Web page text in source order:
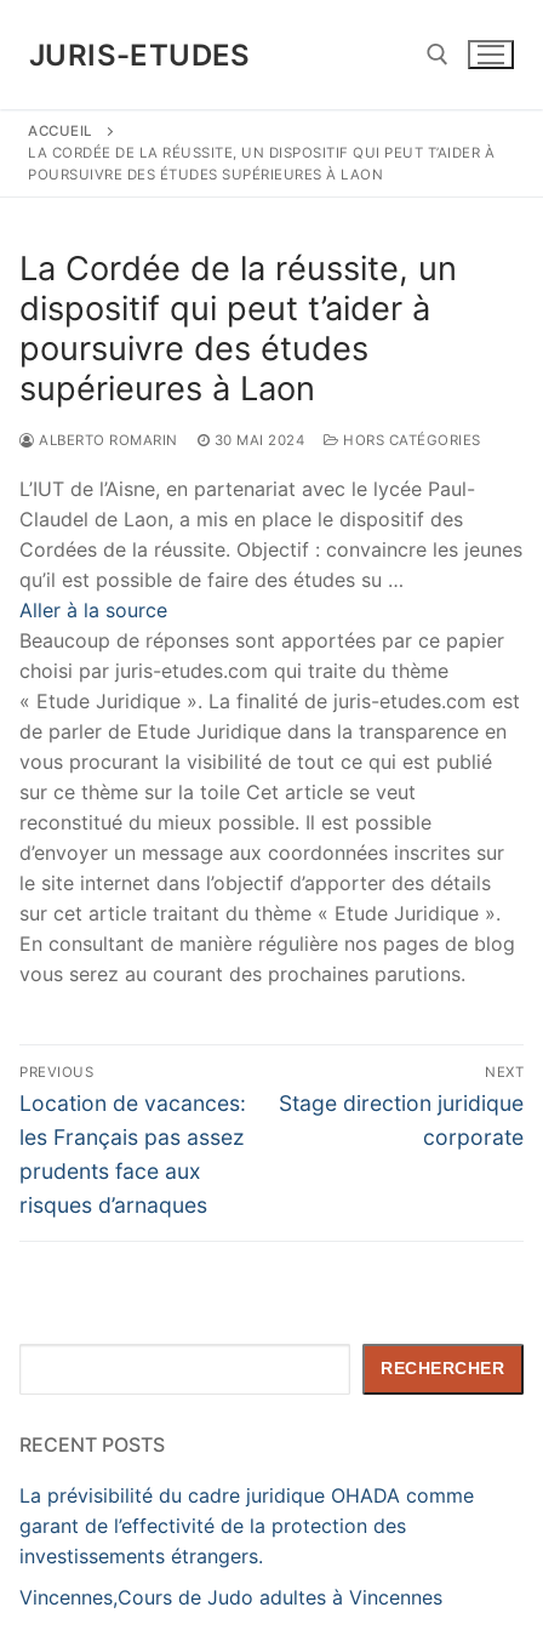
contenu
JURIS-ETUDES
Rechercher :
ACCUEIL
LA CORDÉE DE LA RÉUSSITE, UN DISPOSITIF QUI PEUT T’AIDER À
POURSUIVRE DES ÉTUDES SUPÉRIEURES À LAON
La Cordée de la réussite, un
dispositif qui peut t’aider à
poursuivre des études
supérieures à Laon
ALBERTO ROMARIN 30 MAI 2024 HORS CATÉGORIES
L’IUT de l’Aisne, en partenariat avec le lycée Paul-
Claudel de Laon, a mis en place le dispositif des
Cordées de la réussite. Objectif : convaincre les jeunes
qu’il est possible de faire des études su …
Aller à la source
Beaucoup de réponses sont apportées par ce papier
choisi par juris-etudes.com qui traite du thème
« Etude Juridique ». La finalité de juris-etudes.com est
de parler de Etude Juridique dans la transparence en
vous procurant la visibilité de tout ce qui est publié
sur ce thème sur la toile Cet article se veut
reconstitué du mieux possible. Il est possible
d’envoyer un message aux coordonnées inscrites sur
le site internet dans l’objectif d’apporter des détails
sur cet article traitant du thème « Etude Juridique ».
En consultant de manière régulière nos pages de blog
vous serez au courant des prochaines parutions.
Navigation
de
l’article
PREVIOUS
Previous
post:
Location de vacances:
les Français pas assez
prudents face aux
risques d’arnaques
NEXT
Next
Stage direction juridique
corporate
RECHERCHER
RECENT POSTS
La prévisibilité du cadre juridique OHADA comme
garant de l’effectivité de la protection des
investissements étrangers.
Vincennes,Cours de Judo adultes à Vincennes